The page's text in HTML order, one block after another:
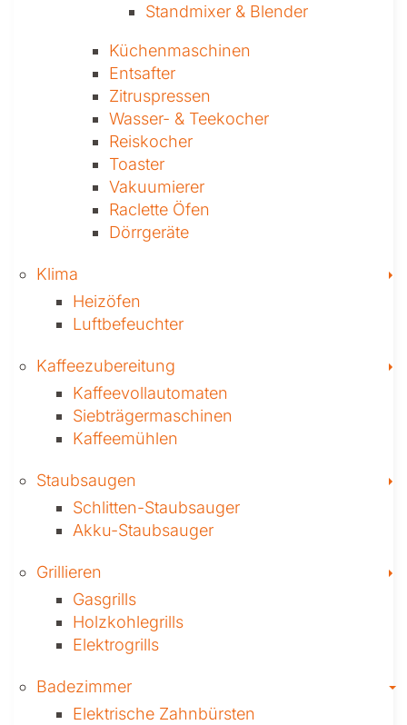
Stand­mixer & Blender
Küchen­maschinen
Entsafter
Zitruspressen
Wasser-­ & Teekocher
Reiskocher
Toaster
Vakuumierer
Raclette Öfen
Dörrgeräte
Klima
Heizöfen
Luftbefeuchter
Kaffee­zubereitung
Kaffeevollautomaten
Siebträgermaschinen
Kaffeemühlen
Staubsaugen
Schlitten-Staubsauger
Akku-Staubsauger
Grillieren
Gasgrills
Holzkohlegrills
Elektrogrills
Badezimmer
Elektrische Zahnbürsten